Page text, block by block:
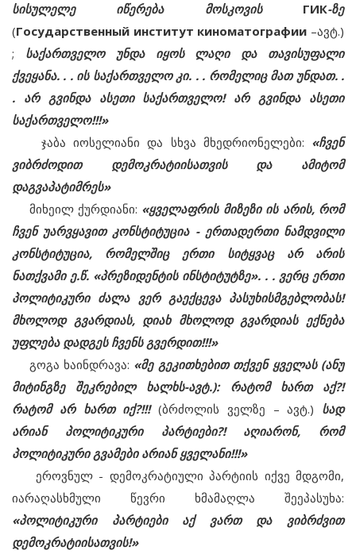
სისულელე იწერება მოსკოვის ГИК-ზე
(Государственный институт киноматографии –ავტ.)
; საქართველო უნდა იყოს ლაღი და თავისუფალი
ქვეყანა. . . ის საქართველო კი. . . რომელიც მათ უნდათ. .
. არ გვინდა ასეთი საქართველო! არ გვინდა ასეთი
საქართველო!!!»
ჯაბა იოსელიანი და სხვა მხედრიონელები: «ჩვენ
ვიბრძოდით დემოკრატიისათვის და ამიტომ
დაგვაპატიმრეს»
მიხეილ ქურდიანი: «ყველაფრის მიზეზი ის არის, რომ
ჩვენ უარვყავით კონსტიტუცია - ერთადერთი ნამდვილი
კონსტიტუცია, რომელშიც ერთი სიტყვაც არ არის
ნათქვამი ე.წ. «პრეზიდენტის ინსტიტუტზე». . . ვერც ერთი
პოლიტიკური ძალა ვერ გაექცევა პასუხისმგებლობას!
მხოლოდ გვარდიას, დიახ მხოლოდ გვარდიას ექნება
უფლება დადგეს ჩვენს გვერდით!!!»
გოგა ხაინდრავა: «მე გეკითხებით თქვენ ყველას (ანუ
მიტინგზე შეკრებილ ხალხს-ავტ.): რატომ ხართ აქ?!
რატომ არ ხართ იქ?!!! (ბრძოლის ველზე – ავტ.) სად
არიან პოლიტიკური პარტიები?! აღიარონ, რომ
პოლიტიკური გვამები არიან ყველანი!!!»
ეროვნულ - დემოკრატიული პარტიის იქვე მდგომი,
იარაღასხმული წევრი ხმამაღლა შეეპასუხა:
«პოლიტიკური პარტიები აქ ვართ და ვიბრძვით
დემოკრატიისათვის!»